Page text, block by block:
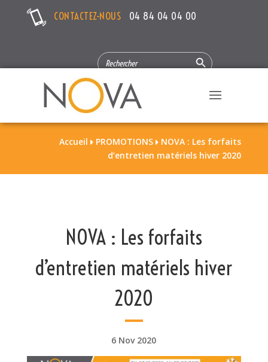
CONTACTEZ-NOUS 04 84 04 04 00
SEARCH
FOR:
Search Button
Accueil  PROMOTIONS  NOVA : Les forfaits
d’entretien matériels hiver 2020
NOVA : Les forfaits
d’entretien matériels hiver
2020
6 Nov 2020